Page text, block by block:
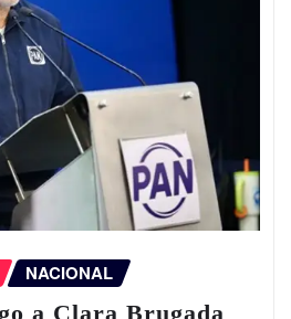
NACIONAL
a Clara Brugada